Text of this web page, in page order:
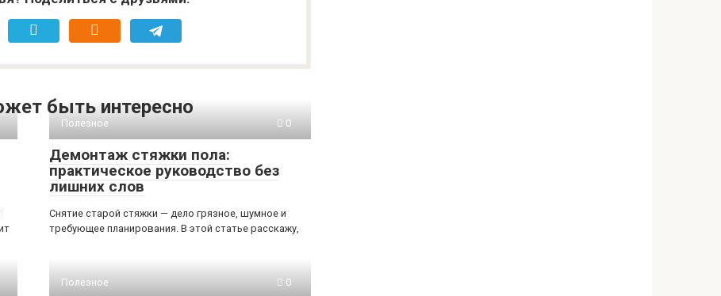
быть интересно
Полезное 0
Демонтаж стяжки пола:
практическое руководство без
лишних слов
Снятие старой стяжки — дело грязное, шумное и
требующее планирования. В этой статье расскажу,
Полезное 0